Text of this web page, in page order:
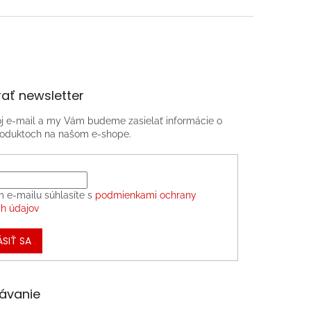
newsletter
e-mail a my Vám budeme zasielať informácie o
na našom e-shope.
e-mailu súhlasíte s podmienkami ochrany
údajov
SA